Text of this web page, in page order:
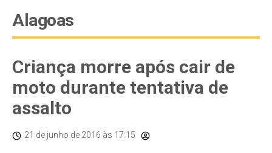
Alagoas
Criança morre após cair de
moto durante tentativa de
assalto
21 de junho de 2016 às 17:15